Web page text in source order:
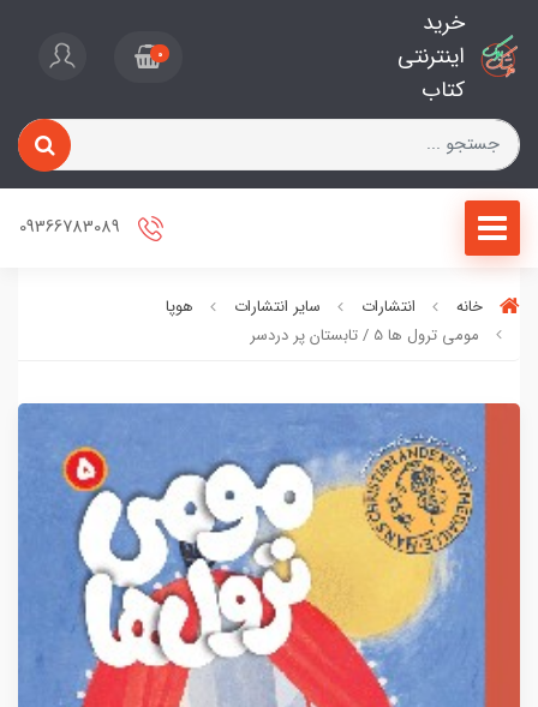
خرید
اینترنتی
کتاب
0
خانه انتشارات سایر انتشارات
هوپا
مومی ترول ها 5 / تابستان پر دردسر